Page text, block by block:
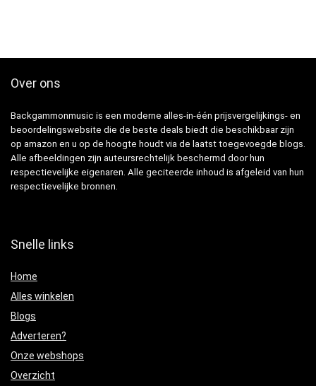
Over ons
Backgammonmusic is een moderne alles-in-één prijsvergelijkings- en
beoordelingswebsite die de beste deals biedt die beschikbaar zijn
op amazon en u op de hoogte houdt via de laatst toegevoegde blogs.
Alle afbeeldingen zijn auteursrechtelijk beschermd door hun
respectievelijke eigenaren. Alle geciteerde inhoud is afgeleid van hun
respectievelijke bronnen.
Snelle links
Home
Alles winkelen
Blogs
Adverteren?
Onze webshops
Overzicht